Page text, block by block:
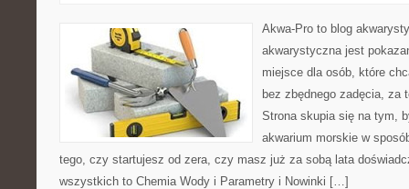
Akwa-Pro to blog
akwarystyczna jest
miejsce dla osób, które
bez zbędnego zadęcia, za
Strona skupia się na tym,
akwarium morskie w
tego, czy startujesz od zera, czy masz już za sobą lata
wszystkich to Chemia Wody i Parametry i Nowinki […]